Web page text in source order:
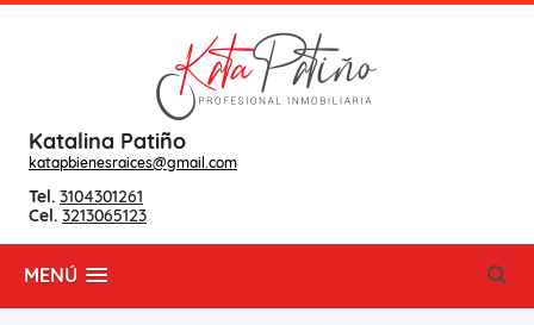
Katalina Patiño
katapbienesraices@gmail.com
Tel. 3104301261
Cel. 3213065123
MENÚ